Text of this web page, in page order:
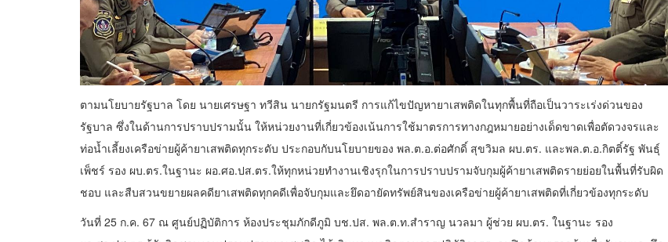
ตามนโยบายรัฐบาล โดย นายเศรษฐา ทวีสิน นายกรัฐมนตรี การแก้ไขปัญหายาเสพติดในทุกพื้นที่ถือเป็นวาระเร่งด่วนของ
รัฐบาล ซึ่งในด้านการปราบปรามนั้น ให้หน่วยงานที่เกี่ยวข้องเน้นการใช้มาตรการทางกฎหมายอย่างเด็ดขาดเพื่อตัดวงจรและ
ท่อน้ำเลี้ยงเครือข่ายผู้ค้ายาเสพติดทุกระดับ ประกอบกับนโยบายของ พล.ต.อ.ต่อศักดิ์ สุขวิมล ผบ.ตร. และพล.ต.อ.กิตติ์รัฐ พันธุ์
เพ็ชร์ รอง ผบ.ตร.ในฐานะ ผอ.ศอ.ปส.ตร.ให้ทุกหน่วยทำงานเชิงรุกในการปราบปรามจับกุมผู้ค้ายาเสพติดรายย่อยในพื้นที่รับผิด
ชอบ และสืบสวนขยายผลคดียาเสพติดทุกคดีเพื่อจับกุมและยึดอายัดทรัพย์สินของเครือข่ายผู้ค้ายาเสพติดที่เกี่ยวข้องทุกระดับ
วันที่ 25 ก.ค. 67 ณ ศูนย์ปฏิบัติการ ห้องประชุมภักดีภูมิ บช.ปส. พล.ต.ท.สำราญ นวลมา ผู้ช่วย ผบ.ตร. ในฐานะ รอง